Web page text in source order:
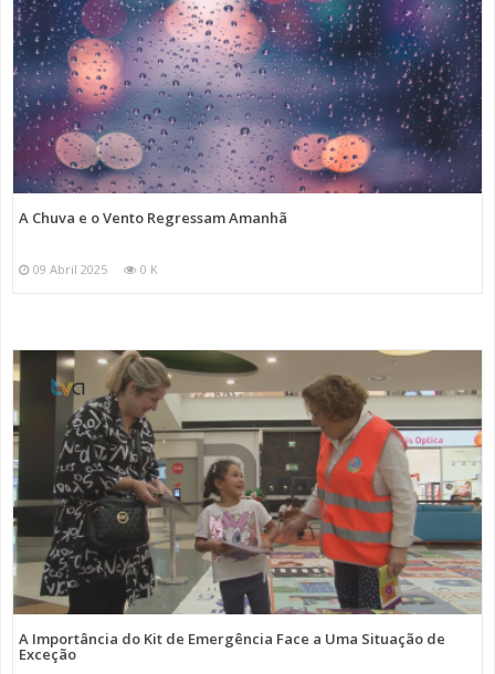
A Chuva e o Vento Regressam Amanhã
09 Abril 2025 0 K
A Importância do Kit de Emergência Face a Uma Situação de
Exceção